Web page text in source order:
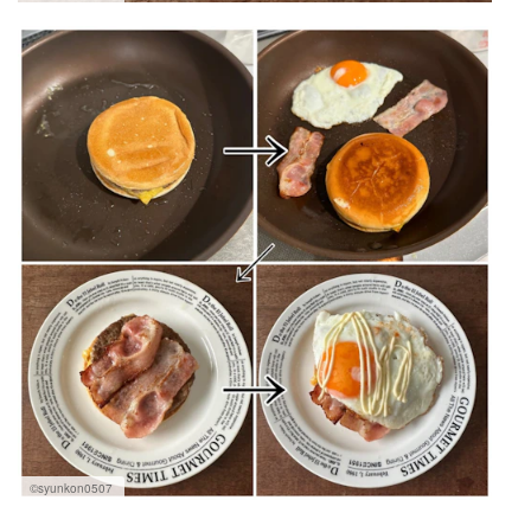
©syunkon0507